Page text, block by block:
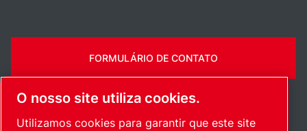
FORMULÁRIO DE CONTATO
O nosso site utiliza cookies.
Utilizamos cookies para garantir que este site